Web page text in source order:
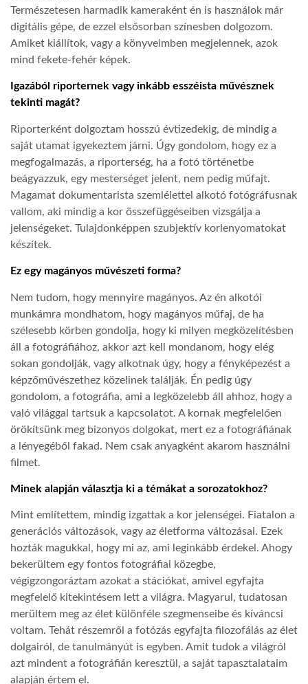
Természetesen harmadik kameraként én is használok már
digitális gépe, de ezzel elsősorban színesben dolgozom.
Amiket kiállítok, vagy a könyveimben megjelennek, azok
mind fekete-fehér képek.
Igazából riporternek vagy inkább esszéista művésznek
tekinti magát?
Riporterként dolgoztam hosszú évtizedekig, de mindig a
saját utamat igyekeztem járni. Úgy gondolom, hogy ez a
megfogalmazás, a riporterség, ha a fotó történetbe
beágyazzuk, egy mesterséget jelent, nem pedig műfajt.
Magamat dokumentarista szemlélettel alkotó fotógráfusnak
vallom, aki mindig a kor összefüggéseiben vizsgálja a
jelenségeket. Tulajdonképpen szubjektív korlenyomatokat
készítek.
Ez egy magányos művészeti forma?
Nem tudom, hogy mennyire magányos. Az én alkotói
munkámra mondhatom, hogy magányos műfaj, de ha
szélesebb körben gondolja, hogy ki milyen megközelítésben
áll a fotográfiához, akkor azt kell mondanom, hogy elég
sokan gondolják, vagy alkotnak úgy, hogy a fényképezést a
képzőművészethez közelinek találják. Én pedig úgy
gondolom, a fotográfia, ami a legközelebb áll ahhoz, hogy a
való világgal tartsuk a kapcsolatot. A kornak megfelelően
örökítsünk meg bizonyos dolgokat, mert ez a fotográfiának
a lényegéből fakad. Nem csak anyagként akarom használni
filmet.
Minek alapján választja ki a témákat a sorozatokhoz?
Mint említettem, mindig izgattak a kor jelenségei. Fiatalon a
generációs változások, vagy az életforma változásai. Ezek
hozták magukkal, hogy mi az, ami leginkább érdekel. Ahogy
bekerültem egy fontos fotográfiai közegbe,
végigzongoráztam azokat a stációkat, amivel egyfajta
megfelelő kitekintésem lett a világra. Magyarul, tudatosan
merültem meg az élet különféle szegmenseibe és kíváncsi
voltam. Tehát részemről a fotózás egyfajta filozofálás az élet
dolgairól, de tanulmányút is egyben. Amit tudok a világról
azt mindent a fotográfián keresztül, a saját tapasztalataim
alapján értem el.